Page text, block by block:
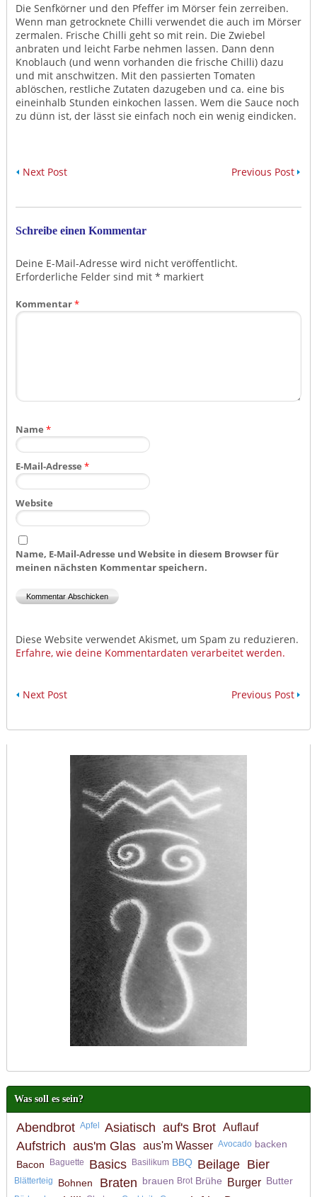
Die Senfkörner und den Pfeffer im Mörser fein zerreiben.
Wenn man getrocknete Chilli verwendet die auch im Mörser
zermalen. Frische Chilli geht so mit rein. Die Zwiebel
anbraten und leicht Farbe nehmen lassen. Dann denn
Knoblauch (und wenn vorhanden die frische Chilli) dazu
und mit anschwitzen. Mit den passierten Tomaten
ablöschen, restliche Zutaten dazugeben und ca. eine bis
eineinhalb Stunden einkochen lassen. Wem die Sauce noch
zu dünn ist, der lässt sie einfach noch ein wenig eindicken.
Next Post Previous Post
Schreibe einen Kommentar
Deine E-Mail-Adresse wird nicht veröffentlicht.
Erforderliche Felder sind mit * markiert
Kommentar*
Name *
E-Mail-Adresse *
Website
Name, E-Mail-Adresse und Website in diesem Browser für
meinen nächsten Kommentar speichern.
Diese Website verwendet Akismet, um Spam zu reduzieren.
Erfahre, wie deine Kommentardaten verarbeitet werden.
Next Post Previous Post
Was soll es sein?
Abendbrot Apfel Asiatisch auf's Brot Auflauf
Aufstrich aus'm Glas aus'm Wasser Avocado backen
Bacon
Baguette Basics Basilikum BBQ Beilage Bier
Blätterteig Bohnen Braten brauen Brot Brühe Burger Butter